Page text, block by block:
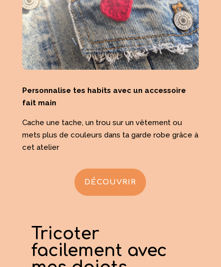
Personnalise tes habits avec un accessoire
fait main
Cache une tache, un trou sur un vêtement ou
mets plus de couleurs dans ta garde robe grâce à
cet atelier
DÉCOUVRIR
Tricoter
facilement avec